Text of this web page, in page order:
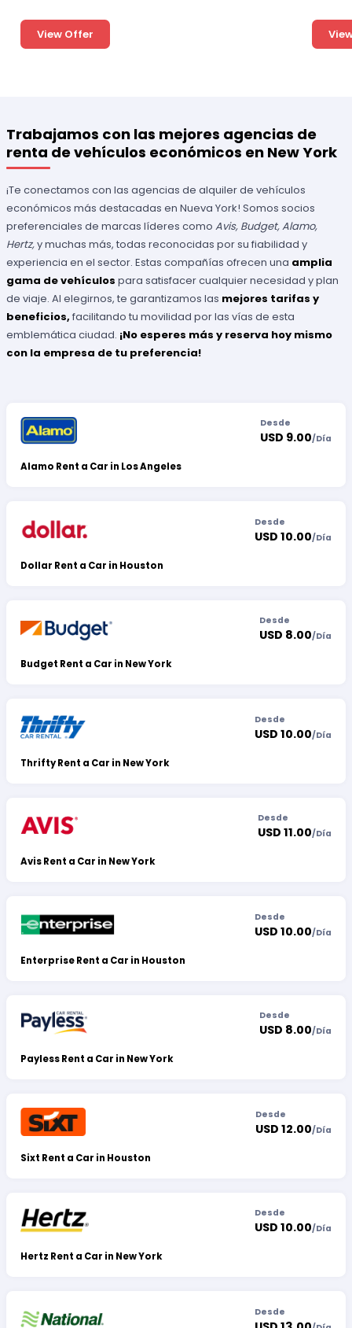
View Offer
Trabajamos con las mejores agencias de
renta de vehículos económicos en New York
¡Te conectamos con las agencias de alquiler de vehículos
económicos más destacadas en Nueva York! Somos socios
preferenciales de marcas líderes como Avis, Budget, Alamo,
Hertz,y muchas más, todas reconocidas por su fiabilidad y
experiencia en el sector. Estas compañías ofrecen una amplia
gama de vehículospara satisfacer cualquier necesidad y plan
de viaje. Al elegirnos, te garantizamos las mejores tarifas y
beneficios,facilitando tu movilidad por las vías de esta
emblemática ciudad. ¡No esperes más y reserva hoy mismo
con la empresa de tu preferencia!
Alamo Rent a Car in Los Angeles
Desde
USD 9.00/Día
Dollar Rent a Car in Houston
Desde
USD 10.00/Día
Budget Rent a Car in New York
Desde
USD 8.00/Día
Thrifty Rent a Car in New York
Desde
USD 10.00/Día
Avis Rent a Car in New York
Desde
USD 11.00/Día
Enterprise Rent a Car in Houston
Desde
USD 10.00/Día
Payless Rent a Car in New York
Desde
USD 8.00/Día
Sixt Rent a Car in Houston
Desde
USD 12.00/Día
Hertz Rent a Car in New York
Desde
USD 10.00/Día
Desde